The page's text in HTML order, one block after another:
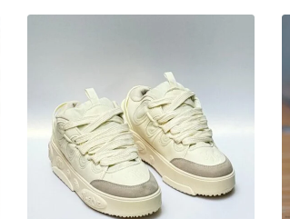
pueden
elegir
en
la
página
de
producto